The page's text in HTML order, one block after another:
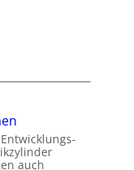
auch